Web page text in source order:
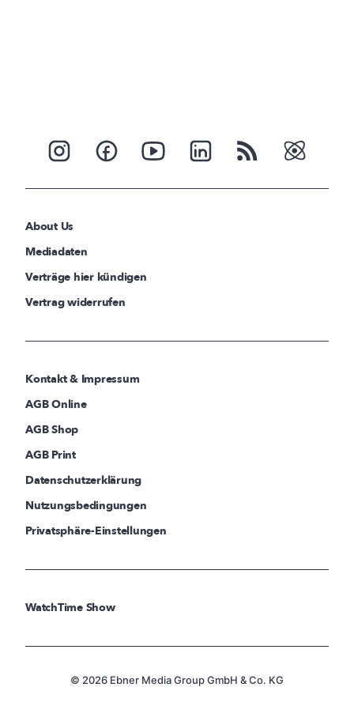
About Us
Mediadaten
Verträge hier kündigen
Vertrag widerrufen
Kontakt & Impressum
AGB Online
AGB Shop
AGB Print
Datenschutzerklärung
Nutzungsbedingungen
Privatsphäre-Einstellungen
WatchTime Show
© 2026 Ebner Media Group GmbH & Co. KG